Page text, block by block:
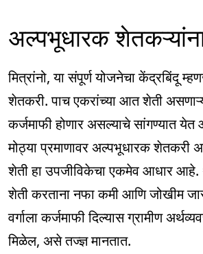
अल्पभूधारक
मित्रांनो, या संपूर्ण योजनेचा केंद्रबिंदू
शेतकरी. पाच एकरांच्या आत शेती
कर्जमाफी होणार असल्याचे सांगण्यात येत
मोठ्या प्रमाणावर अल्पभूधारक शेतकरी
शेती हा उपजीविकेचा एकमेव आधार आहे.
शेती करताना नफा कमी आणि जोखीम
वर्गाला कर्जमाफी दिल्यास ग्रामीण
मिळेल, असे तज्ज्ञ मानतात.